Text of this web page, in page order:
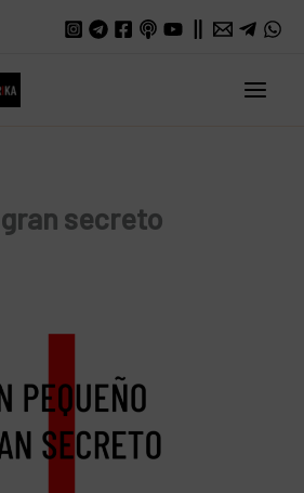
secreto